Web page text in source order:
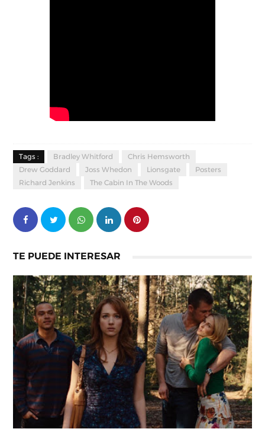
Tags : Bradley Whitford
Chris Hemsworth
Drew Goddard
Joss Whedon Lionsgate
Posters
Richard Jenkins
The Cabin In The Woods
TE PUEDE INTERESAR